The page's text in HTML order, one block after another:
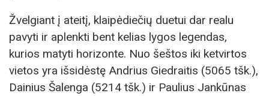
Žvelgiant į ateitį, klaipėdiečių duetui dar realu
pavyti ir aplenkti bent kelias lygos legendas,
kurios matyti horizonte. Nuo šeštos iki ketvirtos
vietos yra išsidėstę Andrius Giedraitis (5065 tšk.),
Dainius Šalenga (5214 tšk.) ir Paulius Jankūnas